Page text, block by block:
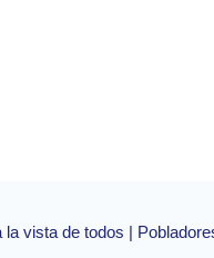
la vista de todos |